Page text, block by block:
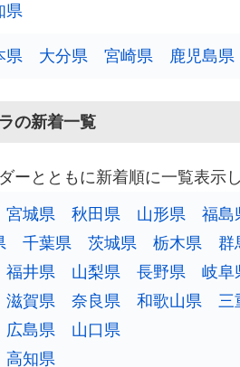
県
県 大分県 宮崎県 鹿児島県
の新着一覧
ーとともに新着順に一覧表示し
宮城県 秋田県 山形県
福島
千葉県 茨城県 栃木県
群
福井県 山梨県 長野県 岐阜
滋賀県 奈良県 和歌山県
三
広島県
山口県
高知県